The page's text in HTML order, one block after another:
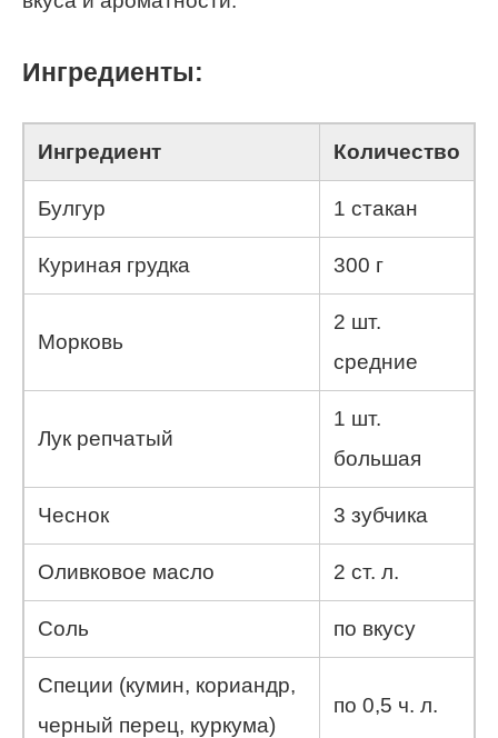
Ингредиенты:
Ингредиент Количество
Булгур 1 стакан
Куриная грудка 300 г
Морковь
2 шт.
средние
Лук репчатый
1 шт.
большая
Чеснок 3 зубчика
Оливковое масло 2 ст. л.
Соль по вкусу
Специи (кумин, кориандр,
черный перец, куркума)
по 0,5 ч. л.